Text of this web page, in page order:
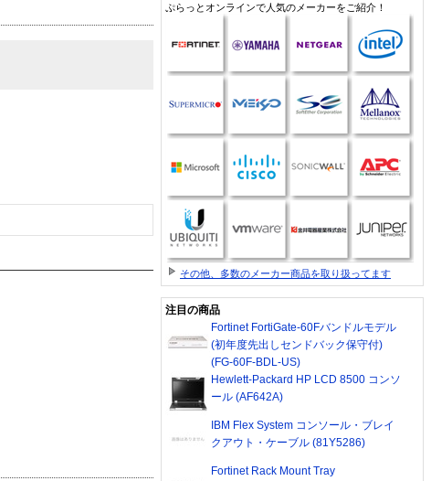
ぷらっとオンラインで人気のメーカーをご紹介！
その他、多数のメーカー商品を取り扱ってます
注目の商品
Fortinet FortiGate-60Fバンドルモデル
(初年度先出しセンドバック保守付)
(FG-60F-BDL-US)
Hewlett-Packard HP LCD 8500 コンソ
ール (AF642A)
IBM Flex System コンソール・ブレイ
クアウト・ケーブル (81Y5286)
Fortinet Rack Mount Tray